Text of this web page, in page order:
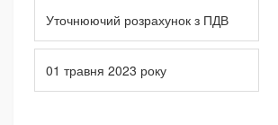
Уточнюючий розрахунок з ПДВ
01 травня 2023 року